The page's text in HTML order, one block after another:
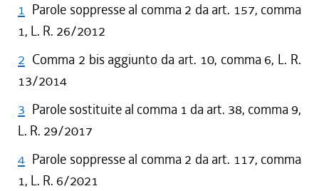
1 Parole soppresse al comma 2 da art. 157, comma
1, L. R. 26/2012
2 Comma 2 bis aggiunto da art. 10, comma 6, L. R.
13/2014
3 Parole sostituite al comma 1 da art. 38, comma 9,
L. R. 29/2017
4 Parole soppresse al comma 2 da art. 117, comma
1, L. R. 6/2021